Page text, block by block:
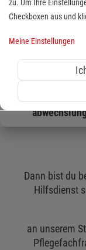
Die
du
Dann bist du
Hilfsdienst
an unserem
zu. Um Ihre
Checkboxen aus und
Meine Einstellungen